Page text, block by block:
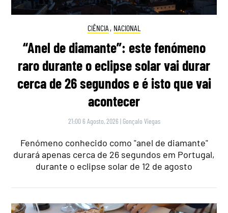
CIÊNCIA , NACIONAL
“Anel de diamante”: este fenómeno
raro durante o eclipse solar vai durar
cerca de 26 segundos e é isto que vai
acontecer
21:00 6 Agosto, 2026 | Gonçalo Viegas
Fenómeno conhecido como "anel de diamante"
durará apenas cerca de 26 segundos em Portugal,
durante o eclipse solar de 12 de agosto